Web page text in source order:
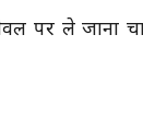
पर ले जाना